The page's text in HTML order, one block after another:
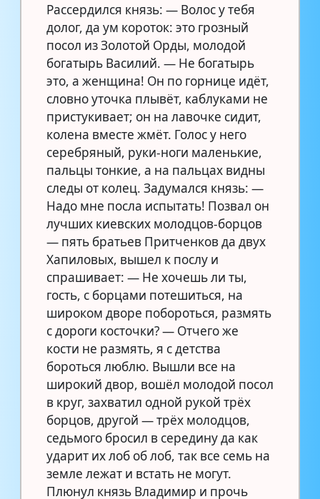
Рассердился князь: — Волос у тебя
долог, да ум короток: это грозный
посол из Золотой Орды, молодой
богатырь Василий. — Не богатырь
это, а женщина! Он по горнице идёт,
словно уточка плывёт, каблуками не
пристукивает; он на лавочке сидит,
колена вместе жмёт. Голос у него
серебряный, руки-ноги маленькие,
пальцы тонкие, а на пальцах видны
следы от колец. Задумался князь: —
Надо мне посла испытать! Позвал он
лучших киевских молодцов-борцов
— пять братьев Притченков да двух
Хапиловых, вышел к послу и
спрашивает: — Не хочешь ли ты,
гость, с борцами потешиться, на
широком дворе побороться, размять
с дороги косточки? — Отчего же
кости не размять, я с детства
бороться люблю. Вышли все на
широкий двор, вошёл молодой посол
в круг, захватил одной рукой трёх
борцов, другой — трёх молодцов,
седьмого бросил в середину да как
ударит их лоб об лоб, так все семь на
земле лежат и встать не могут.
Плюнул князь Владимир и прочь